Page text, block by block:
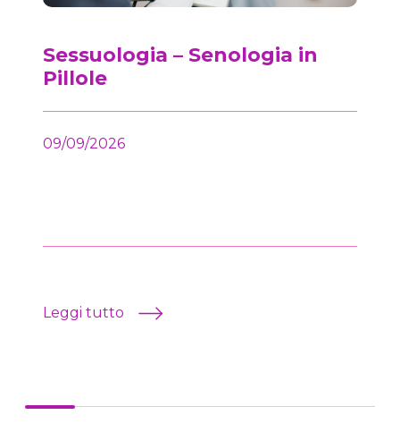
Sessuologia – Senologia in
Pillole
09/09/2026
Leggi tutto